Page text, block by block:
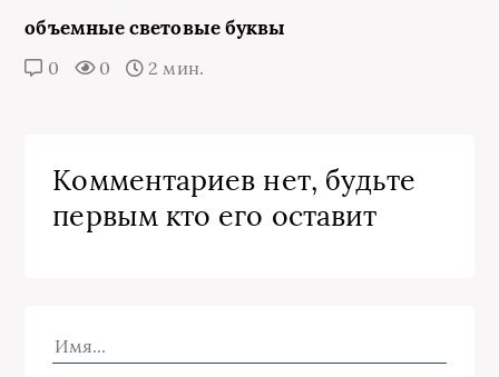
объемные световые буквы
0 0 2 мин.
Комментариев нет, будьте
первым кто его оставит